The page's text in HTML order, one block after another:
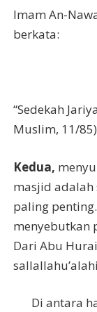
Imam An-
berkata:
“Sedekah
Muslim, 11/
Kedua,
masjid adalah
paling
menyebutkan
Dari Abu
Di antara